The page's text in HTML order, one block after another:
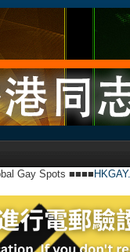
Gay Spots ■■■■